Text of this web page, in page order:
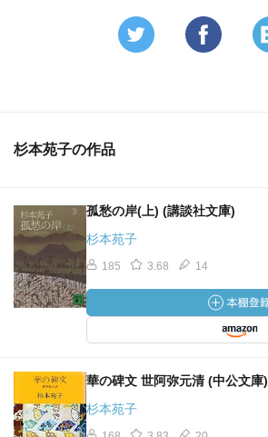
杉本苑子の作品
孤愁の岸(上) (講談社文庫)
杉本苑子
185 3.68 14
華の碑文 世阿弥元清 (中公文庫)
杉本苑子